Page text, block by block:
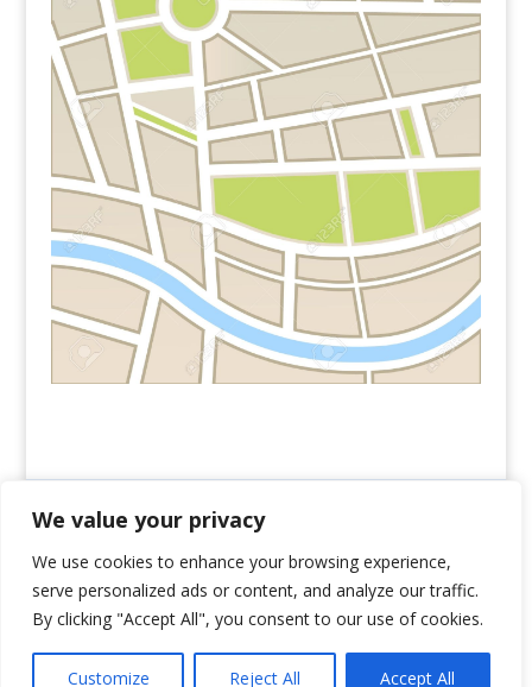
We value your privacy
We use cookies to enhance your browsing experience,
serve personalized ads or content, and analyze our traffic.
By clicking "Accept All", you consent to our use of cookies.
Customize Reject All Accept All
Ranton S.r.l. | P.IVA 01215280684 | Note legali |